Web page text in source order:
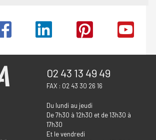
02 43 13 49 49
FAX : 02 43 30 26 16
Du lundi au jeudi
De 7h30 à 12h30 et de 13h30 à
17h30
Et le vendredi